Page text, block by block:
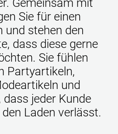
Gemeinsam mit
Sie für einen
und stehen den
dass diese gerne
Sie fühlen
Partyartikeln,
und
jeder Kunde
Laden verlässt.